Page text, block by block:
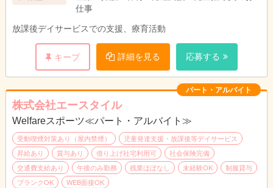
仕事
放課後デイサービスでの支援、療育活動
キープ 詳細を見る 応募する
パート・アルバイト
株式会社エースタイル
Welfareスポーツ≪パート・アルバイト≫
受動喫煙対策あり（屋内禁煙）
児童発達支援・放課後等デイサービス
昇給あり
賞与あり 借り上げ社宅利用可
社会保険完備
交通費支給あり
午後のみ勤務 残業ほぼなし 未経験OK
制服貸与
ブランクOK
WEB面接OK